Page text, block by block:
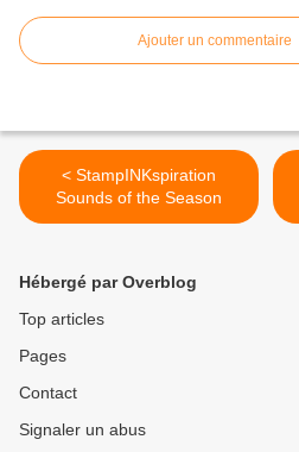
Ajouter un commentaire
< StampINKspiration
Sounds of the Season
Hébergé par Overblog
Top articles
Pages
Contact
Signaler un abus